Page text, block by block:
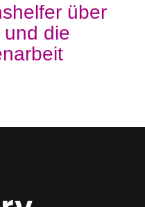
über
und die